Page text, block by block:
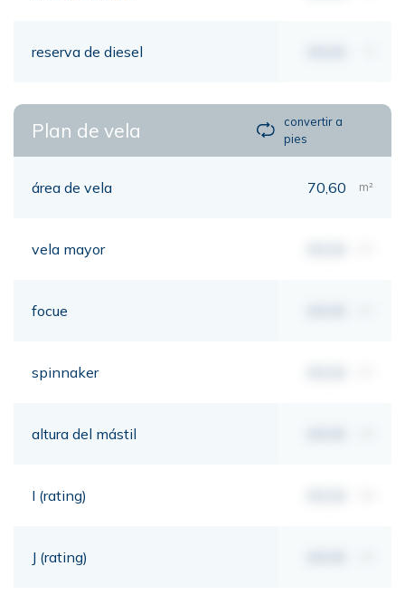
reserva de diesel
Plan de vela
convertir a
pies
área de vela 70,60 m²
vela mayor
focue
spinnaker
altura del mástil
I (rating)
J (rating)